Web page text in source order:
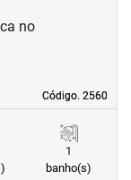
Código. 2560
Código. 2560
no
1
banho(s)